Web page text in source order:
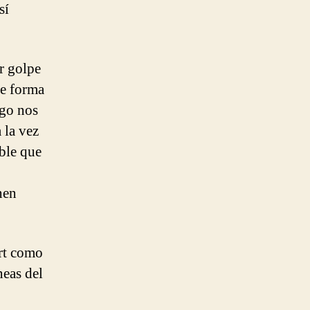
golpe
forma
nos
la vez
que
como
del